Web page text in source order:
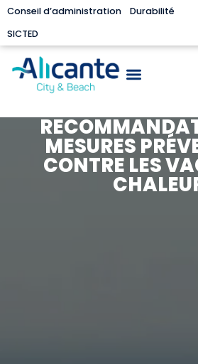
Conseil d’administration
Durabilité
SICTED
MESURES
CONTRE LES